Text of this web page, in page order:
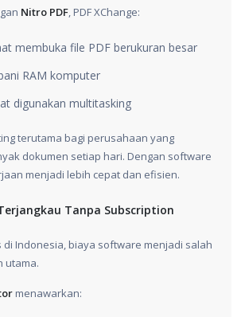
Nitro PDF, PDF XChange:
membuka file PDF berukuran besar
RAM komputer
digunakan multitasking
terutama bagi perusahaan yang
dokumen setiap hari. Dengan software
menjadi lebih cepat dan efisien.
Tanpa Subscription
di Indonesia, biaya software menjadi salah
utama.
menawarkan: